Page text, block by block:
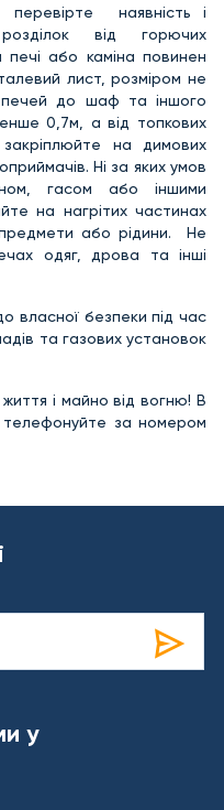
наявність і
від горючих
печі або каміна повинен
лист, розміром не
до шаф та іншого
0,7м, а від топкових
на димових
Ні за яких умов
гасом або іншими
на нагрітих частинах
предмети або рідини. Не
одяг, дрова та інші
власної безпеки під час
та газових установок
і майно від вогню! В
телефонуйте за номером
у